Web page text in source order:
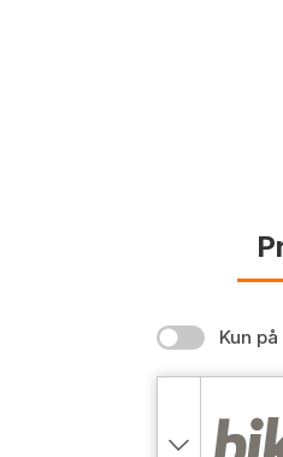
Kun